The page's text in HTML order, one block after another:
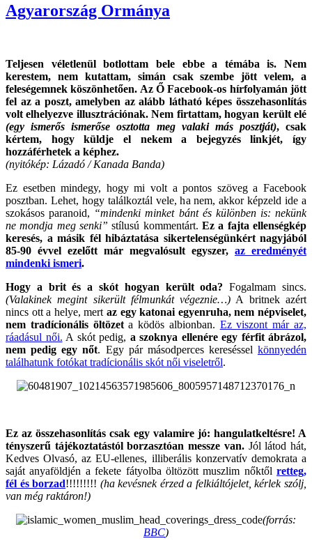
Agyarország Ormánya
Teljesen véletlenül botlottam bele ebbe a témába is. Nem
kerestem, nem kutattam, simán csak szembe jött velem, a
feleségemnek köszönhetően. Az Ő Facebook-os hírfolyamán jött
fel az a poszt, amelyben az alább látható képes összehasonlítás
volt elhelyezve illusztrációnak. Nem firtattam, hogyan került elé
(egy ismerős ismerőse osztotta meg valaki más posztját), csak
kértem, hogy küldje el nekem a bejegyzés linkjét, így
hozzáférhetek a képhez.
(nyitókép: Lázadó / Kanada Banda)
Ez esetben mindegy, hogy mi volt a pontos szöveg a Facebook
posztban. Lehet, hogy találkoztál vele, ha nem, akkor képzeld ide a
szokásos paranoid, “mindenki minket bánt és különben is: nekünk
ne mondja meg senki” stílusú kommentárt. Ez a fajta ellenségkép
keresés, a másik fél hibáztatása sikertelenségünkért nagyjából
85-90 évvel ezelőtt már megvalósult egyszer, az eredményét
mindenki ismeri.
Hogy a brit és a skót hogyan került oda? Fogalmam sincs.
(Valakinek megint sikerült félmunkát végeznie…) A britnek azért
nincs ott a helye, mert az egy katonai egyenruha, nem népviselet,
nem tradícionális öltözeta ködös albionban. Ez viszont már az,
ráadásul női. A skót pedig, a szoknya ellenére egy férfit ábrázol,
nem pedig egy nőt. Egy pár másodperces kereséssel könnyedén
találhatunk fotókat tradícionális skót női viseletről.
Ez az összehasonlítás csak egy valamire jó: hangulatkeltésre! A
tényszerű tájékoztatástól borzasztóan messze van. Jól látod hát,
Kedves Olvasó, az EU-ellenes, illiberális konzervatív demokrata a
saját anyaföldjén a fekete fátyolba öltözött muszlim nőktől retteg,
fél és borzad!!!!!!!!! (ha kevésnek érzed a felkiáltójelet, kérlek szólj,
van még raktáron!)
(forrás:
BBC)